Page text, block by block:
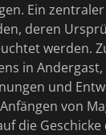
Ein
deren
werden.
in
und
von
die Geschicke